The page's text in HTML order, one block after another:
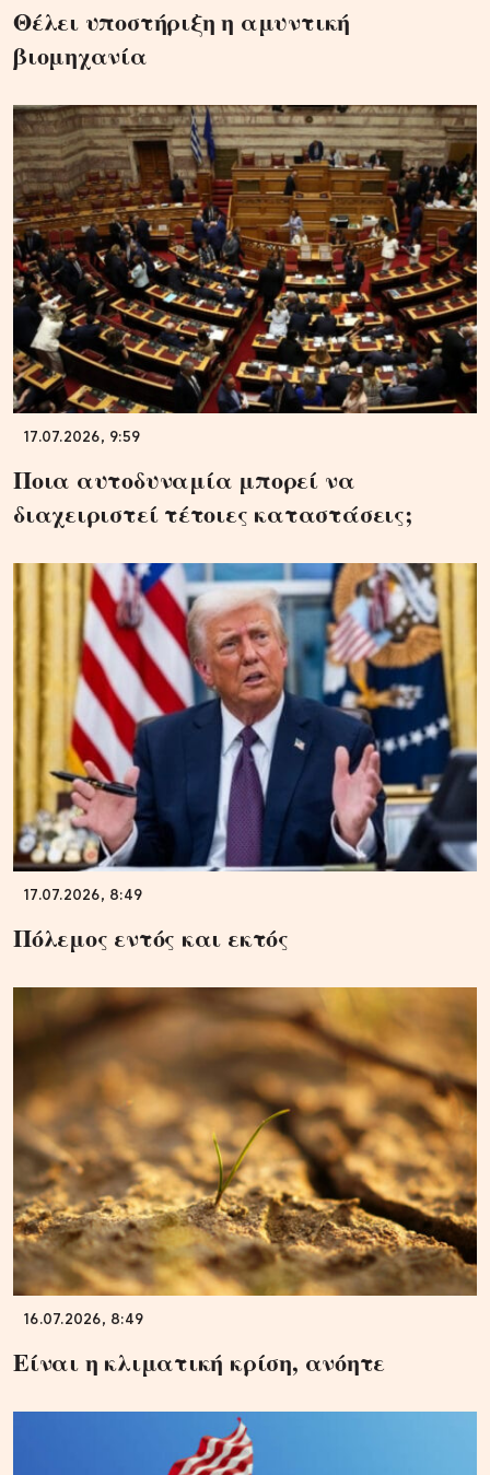
Θέλει υποστήριξη η αμυντική
βιομηχανία
17.07.2026, 9:59
Ποια αυτοδυναμία μπορεί να
διαχειριστεί τέτοιες καταστάσεις;
17.07.2026, 8:49
Πόλεμος εντός και εκτός
16.07.2026, 8:49
Είναι η κλιματική κρίση, ανόητε